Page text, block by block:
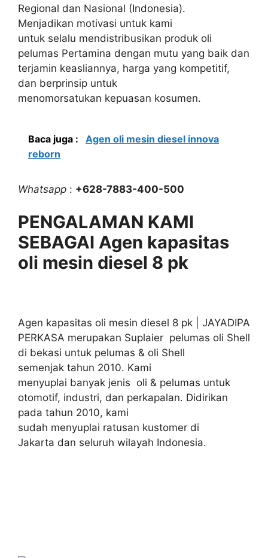
Regional dan Nasional (Indonesia).
Menjadikan motivasi untuk kami
untuk selalu mendistribusikan produk oli
pelumas Pertamina dengan mutu yang baik dan
terjamin keasliannya, harga yang kompetitif,
dan berprinsip untuk
menomorsatukan kepuasan kosumen.
Baca juga :
Agen oli mesin diesel innova
reborn
Whatsapp : +628-7883-400-500
PENGALAMAN KAMI
SEBAGAI Agen kapasitas
oli mesin diesel 8 pk
Agen kapasitas oli mesin diesel 8 pk | JAYADIPA
PERKASA merupakan Suplaier pelumas oli Shell
di bekasi untuk pelumas & oli Shell
semenjak tahun 2010. Kami
menyuplai banyak jenis oli & pelumas untuk
otomotif, industri, dan perkapalan. Didirikan
pada tahun 2010, kami
sudah menyuplai ratusan kustomer di
Jakarta dan seluruh wilayah Indonesia.